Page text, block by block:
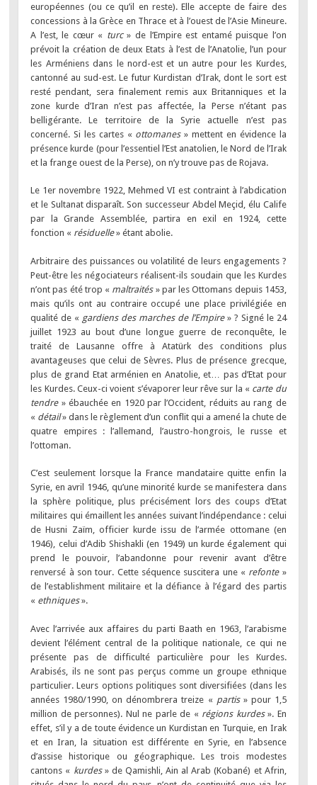
européennes (ou ce qu’il en reste). Elle accepte de faire des
concessions à la Grèce en Thrace et à l’ouest de l’Asie Mineure.
A l’est, le cœur « turc» de l’Empire est entamé puisque l’on
prévoit la création de deux Etats à l’est de l’Anatolie, l’un pour
les Arméniens dans le nord-est et un autre pour les Kurdes,
cantonné au sud-est. Le futur Kurdistan d’Irak, dont le sort est
resté pendant, sera finalement remis aux Britanniques et la
zone kurde d’Iran n’est pas affectée, la Perse n’étant pas
belligérante. Le territoire de la Syrie actuelle n’est pas
concerné. Si les cartes « ottomanes» mettent en évidence la
présence kurde (pour l’essentiel l’Est anatolien, le Nord de l’Irak
et la frange ouest de la Perse), on n’y trouve pas de Rojava.
Le 1er novembre 1922, Mehmed VI est contraint à l’abdication
et le Sultanat disparaît. Son successeur Abdel Meçid, élu Calife
par la Grande Assemblée, partira en exil en 1924, cette
fonction « résiduelle» étant abolie.
Arbitraire des puissances ou volatilité de leurs engagements ?
Peut-être les négociateurs réalisent-ils soudain que les Kurdes
n’ont pas été trop « maltraités » par les Ottomans depuis 1453,
mais qu’ils ont au contraire occupé une place privilégiée en
qualité de « gardiens des marches de l’Empire» ? Signé le 24
juillet 1923 au bout d’une longue guerre de reconquête, le
traité de Lausanne offre à Atatürk des conditions plus
avantageuses que celui de Sèvres. Plus de présence grecque,
plus de grand Etat arménien en Anatolie, et… pas d’Etat pour
les Kurdes. Ceux-ci voient s’évaporer leur rêve sur la « carte du
tendre» ébauchée en 1920 par l’Occident, réduits au rang de
« détail» dans le règlement d’un conflit qui a amené la chute de
quatre empires : l’allemand, l’austro-hongrois, le russe et
l’ottoman.
C’est seulement lorsque la France mandataire quitte enfin la
Syrie, en avril 1946, qu’une minorité kurde se manifestera dans
la sphère politique, plus précisément lors des coups d’Etat
militaires qui émaillent les années suivant l’indépendance : celui
de Husni Zaïm, officier kurde issu de l’armée ottomane (en
1946), celui d’Adib Shishakli (en 1949) un kurde également qui
prend le pouvoir, l’abandonne pour revenir avant d’être
renversé à son tour. Cette séquence suscitera une « refonte»
de l’establishment militaire et la défiance à l’égard des partis
« ethniques».
Avec l’arrivée aux affaires du parti Baath en 1963, l’arabisme
devient l’élément central de la politique nationale, ce qui ne
présente pas de difficulté particulière pour les Kurdes.
Arabisés, ils ne sont pas perçus comme un groupe ethnique
particulier. Leurs options politiques sont diversifiées (dans les
années 1980/1990, on dénombrera treize « partis» pour 1,5
million de personnes). Nul ne parle de « régions kurdes». En
effet, s’il y a de toute évidence un Kurdistan en Turquie, en Irak
et en Iran, la situation est différente en Syrie, en l’absence
d’assise historique ou géographique. Les trois modestes
cantons « kurdes» de Qamishli, Ain al Arab (Kobané) et Afrin,